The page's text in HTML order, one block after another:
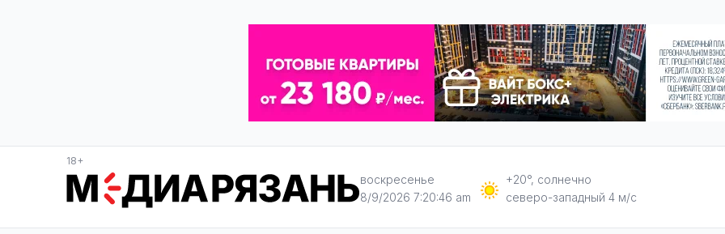
18+
воскресенье
8/9/2026 7:20:46 am
+20°, солнечно
северо-западный 4 м/с